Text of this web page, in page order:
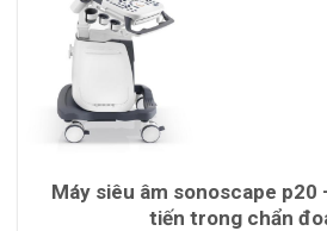
Máy siêu âm sonoscape p20
tiến trong chẩn